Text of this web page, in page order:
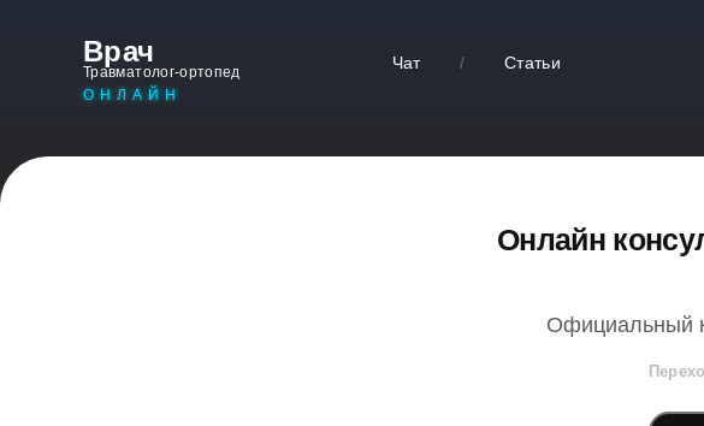
Врач
Травматолог-ортопед
ОНЛАЙН
Чат / Статьи
Онлайн
Официальный